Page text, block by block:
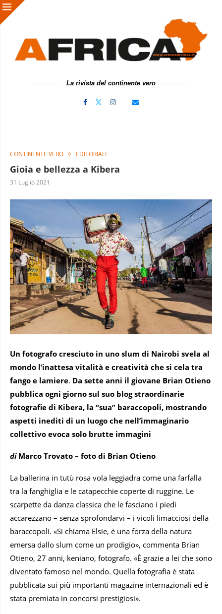
La rivista del continente vero
CONTINENTE VERO EDITORIALE
Gioia e bellezza a Kibera
31 Luglio 2021
Un fotografo cresciuto in uno slum di Nairobi svela al
mondo l’inattesa vitalità e creatività che si cela tra
fango e lamiere. Da sette anni il giovane Brian Otieno
pubblica ogni giorno sul suo blog straordinarie
fotografie di Kibera, la “sua” baraccopoli, mostrando
aspetti inediti di un luogo che nell’immaginario
collettivo evoca solo brutte immagini
diMarco Trovato – foto di Brian Otieno
La ballerina in tutù rosa vola leggiadra come una farfalla
tra la fanghiglia e le catapecchie coperte di ruggine. Le
scarpette da danza classica che le fasciano i piedi
accarezzano – senza sprofondarvi – i vicoli limacciosi della
baraccopoli. «Si chiama Elsie, è una forza della natura
emersa dallo slum come un prodigio», commenta Brian
Otieno, 27 anni, keniano, fotografo. «È grazie a lei che sono
diventato famoso nel mondo. Quella fotografia è stata
pubblicata sui più importanti magazine internazionali ed è
stata premiata in concorsi prestigiosi».